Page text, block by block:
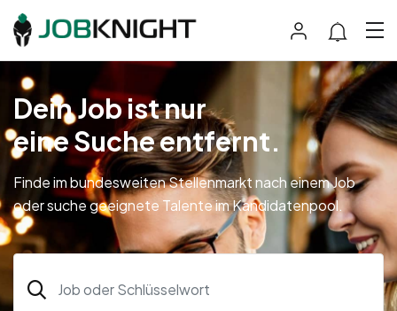
Dein Job ist nur
eine Suche entfernt.
Finde im bundesweiten Stellenmarkt nach einem Job
oder suche geeignete Talente im Kandidatenpool.